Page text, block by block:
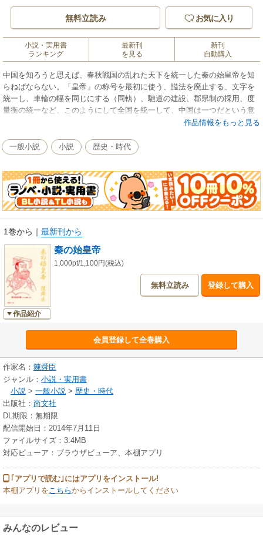
無料立読み お気に入り
小説・実用書
ランキング
最新刊
を見る
新刊
自動購入
中国を知ろうと思えば、春秋戦国の乱れた天下を統一した秦の始皇帝を知
らねばならない。「皇帝」の称号を最初に使う、謚法を廃止する、文字を
統一し、車輪の幅を同じにする（同軌）、馳道の建設、郡県制の採用、度
量衡の統一など、このようにして全国を統一して、中国は一つだという意
識が人々のあいだに生まれた。秦の始皇帝は十三歳で即位し、十年後には
人は自分の後見人など疎ましく思えるのだ。天下統一の大事業は普通の神
経の持ち主にはできない。戦国時代の辺境の後進国・秦がなぜ始皇帝の時
作品情報をもっと見る
一般小説 小説 歴史・時代
1巻から ｜ 最新刊から
作品紹介
秦の始皇帝
1,000pt/1,100円(税込)
無料立読み 登録して購入
会員登録して全巻購入
作家名： 陳舜臣
ジャンル： 小説・実用書
小説 > 一般小説 > 歴史・時代
出版社： 尚文社
DL期限：無期限
配信開始日：2014年7月11日
ファイルサイズ：3.4MB
対応ビューア：ブラウザビューア、本棚アプリ
｢アプリで読む｣にはアプリをインストール!
本棚アプリをこちらからインストールしてください
みんなのレビュー